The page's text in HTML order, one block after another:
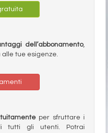
dell’abbonamento,
tue esigenze.
per sfruttare i
tutti gli utenti. Potrai